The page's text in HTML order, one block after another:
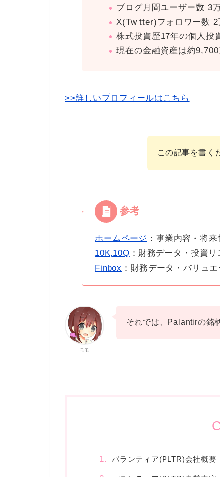
ブログ月間ユーザー数 3
X(Twitter)フォロワー数 2
株式投資歴17年の個人投
現在の金融資産は約
>>詳しいプロフィールはこちら
この記事を書く
ホームページ ：事業内容・将来
10K,10Q ：財務データ・投資リ
Finbox ：財務データ・バリュ
モモ
それでは、Palantirの銘
パランティア(PLTR)会社概要